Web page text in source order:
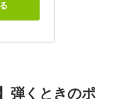
弾くときのポ